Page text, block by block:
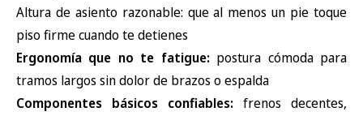
Altura de asiento razonable: que al menos un pie toque
piso firme cuando te detienes
Ergonomía que no te fatigue:postura cómoda para
tramos largos sin dolor de brazos o espalda
Componentes básicos confiables: frenos decentes,